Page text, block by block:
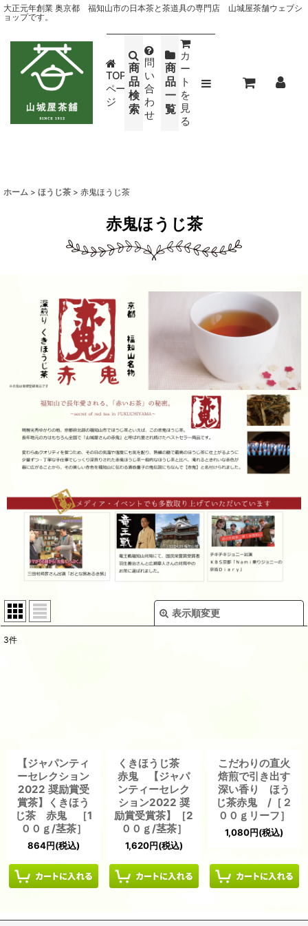
大正元年創業 奥京都 福知山市の日本茶と茶道具の専門店 山城屋茶舗ウェブシ
ョップです。
TOP
ペー
ジ
商
品
検
索
問
い
合
わ
せ
商
品
一
覧
カ
ー
ト
を
見
る
ホーム > ほうじ茶 > 赤鬼ほうじ茶
赤鬼ほうじ茶
表示順変更
3件
【ジャパンティ
ーセレクション
2022 奨励賞受
賞茶】くきほう
じ茶 赤鬼 ［1
００ｇ/茎茶］
864円(税込)
くきほうじ茶
赤鬼 【ジャパ
ンティーセレク
ション2022 奨
励賞受賞茶】［2
００ｇ/茎茶］
1,620円(税込)
こだわりの直火
焙煎で引き出す
深い香り ほう
じ茶赤鬼 /［２
００ｇリーフ］
1,080円(税込)